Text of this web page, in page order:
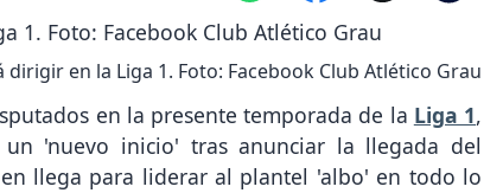
en la Liga 1. Foto: Facebook Club Atlético Grau
en la presente temporada de la Liga 1,
'nuevo inicio' tras anunciar la llegada del
llega para liderar al plantel 'albo' en todo lo